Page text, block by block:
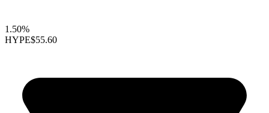
1.50%
HYPE$55.60